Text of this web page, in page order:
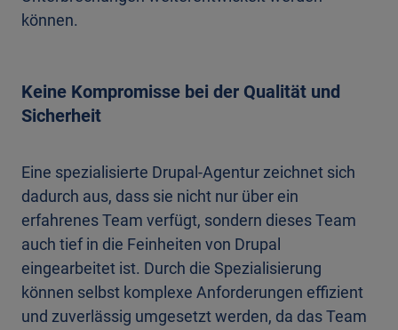
können.
Keine Kompromisse bei der Qualität und
Sicherheit
Eine spezialisierte Drupal-Agentur zeichnet sich
dadurch aus, dass sie nicht nur über ein
erfahrenes Team verfügt, sondern dieses Team
auch tief in die Feinheiten von Drupal
eingearbeitet ist. Durch die Spezialisierung
können selbst komplexe Anforderungen effizient
und zuverlässig umgesetzt werden, da das Team